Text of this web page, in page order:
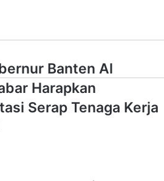
Banten Al
Harapkan
Serap Tenaga Kerja